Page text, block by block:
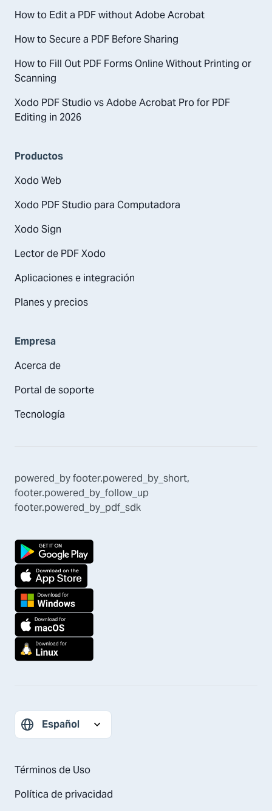
How to Edit a PDF without Adobe Acrobat
How to Secure a PDF Before Sharing
How to Fill Out PDF Forms Online Without Printing or
Scanning
Xodo PDF Studio vs Adobe Acrobat Pro for PDF
Editing in 2026
Productos
Xodo Web
Xodo PDF Studio para Computadora
Xodo Sign
Lector de PDF Xodo
Aplicaciones e integración
Planes y precios
Empresa
Acerca de
Portal de soporte
Tecnología
powered_byfooter.powered_by_short,
footer.powered_by_follow_up
footer.powered_by_pdf_sdk
Términos de Uso
Política de privacidad